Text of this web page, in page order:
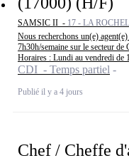
SAMSIC II - 17 - LA
Nous recherchons un(e)
7h30h/semaine sur le secteur
Horaires : Lundi au vendredi de
CDI - Temps partiel
Publié il y a 4 jours
Chef / Cheffe